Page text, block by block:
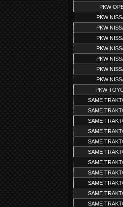
PKW
PKW
PKW
PKW
PKW
PKW
PKW
PKW
PKW
SAME
SAME
SAME
SAME
SAME
SAME
SAME
SAME
SAME
SAME
SAME